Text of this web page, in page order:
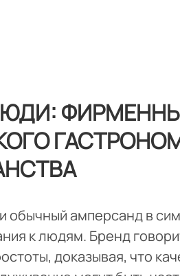
обычный амперсанд в
к людям. Бренд
доказывая, что